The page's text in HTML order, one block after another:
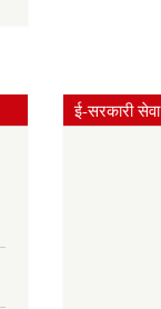
ई-सरकारी सेवा